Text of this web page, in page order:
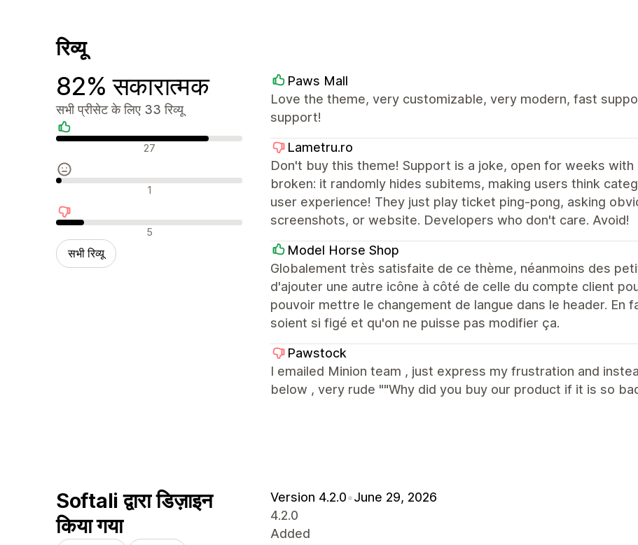
रिव्यू
82% सकारात्मक
सभी प्रीसेट के लिए 33 रिव्यू
सकारात्मक रिव्यू 27
न्यूट्रल रिव्यू 1
नकारात्मक रिव्यू 5
सभी रिव्यू
Paws Mall
Love the theme, very customizable, very modern, fast
support!
Lametru.ro
Don't buy this theme! Support is a joke, open for weeks
broken: it randomly hides subitems, making users think
user experience! They just play ticket ping-pong, asking
screenshots, or website. Developers who don't care. Avoid!
Model Horse Shop
Globalement très satisfaite de ce thème, néanmoins des
d'ajouter une autre icône à côté de celle du compte client
pouvoir mettre le changement de langue dans le header. En
soient si figé et qu'on ne puisse pas modifier ça.
Pawstock
I emailed Minion team , just express my frustration and
below , very rude ""Why did you buy our product if it is so
Softali द्वारा डिज़ाइन
किया गया
Version 4.2.0•June 29, 2026
4.2.0
Added